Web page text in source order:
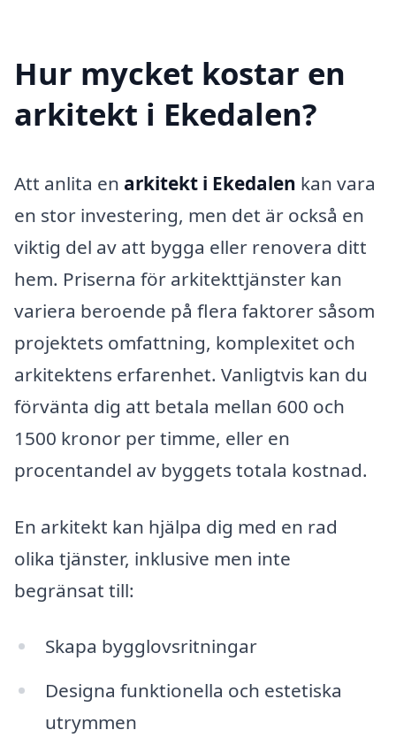
Hur mycket kostar en
arkitekt i Ekedalen?
Att anlita en arkitekt i Ekedalen kan vara
en stor investering, men det är också en
viktig del av att bygga eller renovera ditt
hem. Priserna för arkitekttjänster kan
variera beroende på flera faktorer såsom
projektets omfattning, komplexitet och
arkitektens erfarenhet. Vanligtvis kan du
förvänta dig att betala mellan 600 och
1500 kronor per timme, eller en
procentandel av byggets totala kostnad.
En arkitekt kan hjälpa dig med en rad
olika tjänster, inklusive men inte
begränsat till:
Skapa bygglovsritningar
Designa funktionella och estetiska
utrymmen